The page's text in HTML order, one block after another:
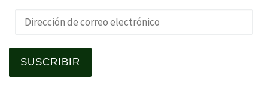
Dirección de correo electrónico
SUSCRIBIR